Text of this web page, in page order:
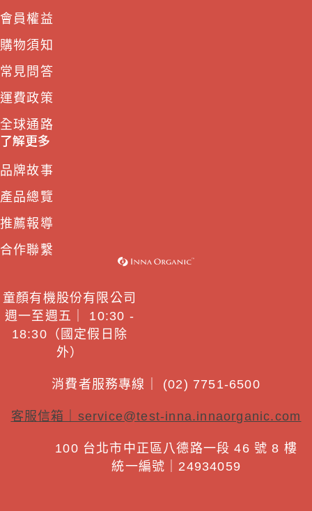
會員權益
購物須知
常見問答
運費政策
全球通路
了解更多
品牌故事
產品總覽
推薦報導
合作聯繫
童顏有機股份有限公司
週一至週五｜ 10:30 -
18:30（國定假日除
外）
消費者服務專線｜ (02) 7751-6500
客服信箱｜ service@test-inna.innaorganic.com
100 台北市中正區八德路一段 46 號 8 樓
統一編號｜24934059